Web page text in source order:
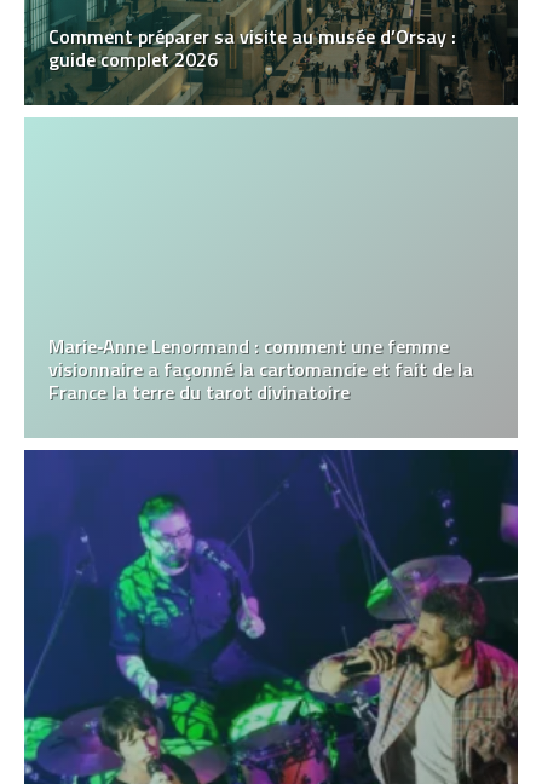
Comment préparer sa visite au musée d’Orsay :
guide complet 2026
Marie‑Anne Lenormand : comment une femme
visionnaire a façonné la cartomancie et fait de la
France la terre du tarot divinatoire